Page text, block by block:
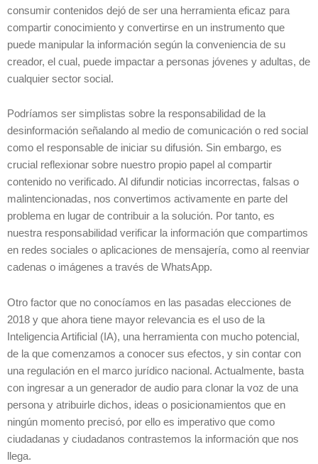
consumir contenidos dejó de ser una herramienta eficaz para
compartir conocimiento y convertirse en un instrumento que
puede manipular la información según la conveniencia de su
creador, el cual, puede impactar a personas jóvenes y adultas, de
cualquier sector social.
Podríamos ser simplistas sobre la responsabilidad de la
desinformación señalando al medio de comunicación o red social
como el responsable de iniciar su difusión. Sin embargo, es
crucial reflexionar sobre nuestro propio papel al compartir
contenido no verificado. Al difundir noticias incorrectas, falsas o
malintencionadas, nos convertimos activamente en parte del
problema en lugar de contribuir a la solución. Por tanto, es
nuestra responsabilidad verificar la información que compartimos
en redes sociales o aplicaciones de mensajería, como al reenviar
cadenas o imágenes a través de WhatsApp.
Otro factor que no conocíamos en las pasadas elecciones de
2018 y que ahora tiene mayor relevancia es el uso de la
Inteligencia Artificial (IA), una herramienta con mucho potencial,
de la que comenzamos a conocer sus efectos, y sin contar con
una regulación en el marco jurídico nacional. Actualmente, basta
con ingresar a un generador de audio para clonar la voz de una
persona y atribuirle dichos, ideas o posicionamientos que en
ningún momento precisó, por ello es imperativo que como
ciudadanas y ciudadanos contrastemos la información que nos
llega.